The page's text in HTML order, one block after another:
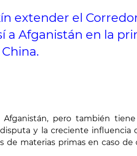
extender el
a Afganistán en la
pero también
y la creciente influencia
de materias primas en caso